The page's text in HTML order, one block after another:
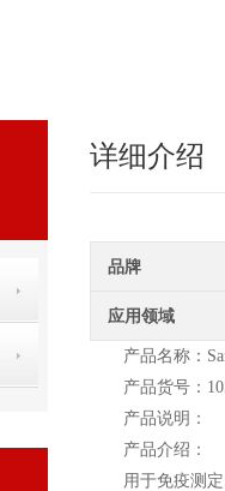
详细介绍
品牌
应用领域
产品名称：
产品货号：
产品说明：
产品介绍：
用于免疫测